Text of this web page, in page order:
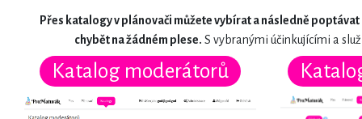
Přes katalogy v plánovači můžete vybírat a následně
chybět na žádném plese. S vybranými účinkujícími a
Katalog moderátorů